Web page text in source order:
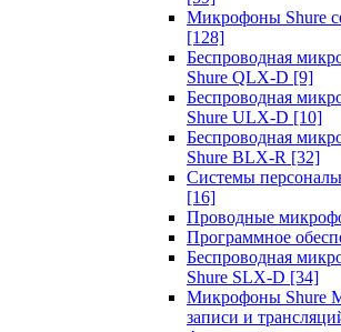
Микрофоны Shure
[128]
Беспроводная
Shure QLX-D [9]
Беспроводная
Shure ULX-D [10]
Беспроводная
Shure BLX-R [32]
Системы
[16]
Проводные
Программное
Беспроводная
Shure SLX-D [34]
Микрофоны Shure
записи и